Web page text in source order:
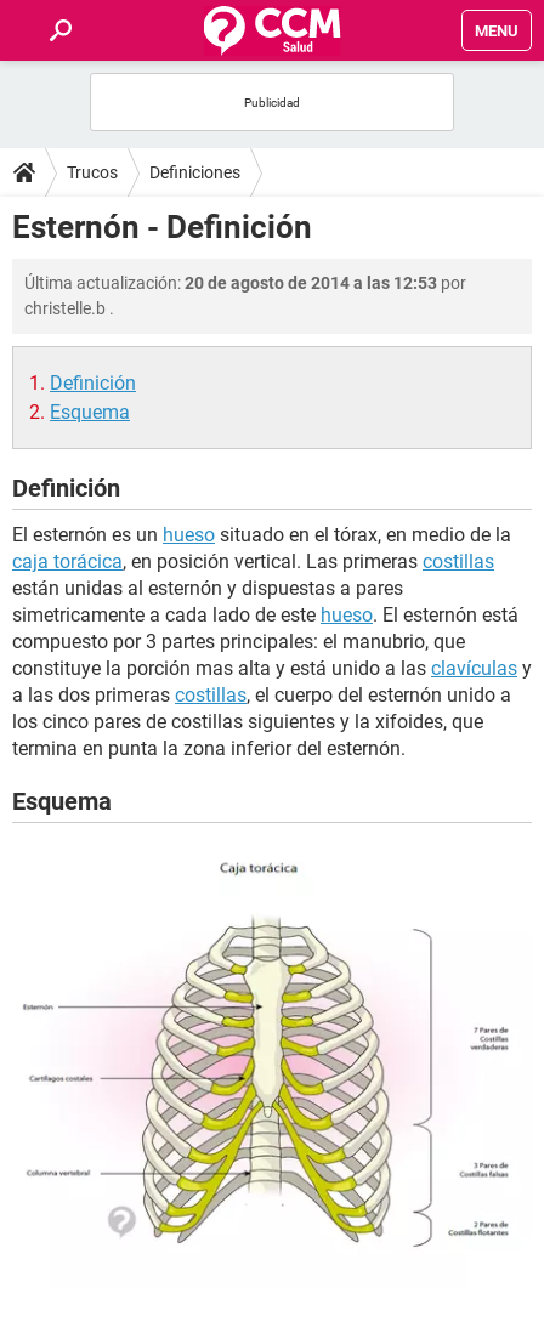
MENU
FOROS
SALUD
FAMILIA
NUTRICIÓN
BIENESTAR
GLOSARIO
Trucos Definiciones
Esternón - Definición
Última actualización:20 de agosto de 2014 a las 12:53 por
christelle.b .
Definición
Esquema
Definición
El esternón es un hueso situado en el tórax, en medio de la
caja torácica, en posición vertical. Las primeras costillas
están unidas al esternón y dispuestas a pares
simetricamente a cada lado de este hueso. El esternón está
compuesto por 3 partes principales: el manubrio, que
constituye la porción mas alta y está unido a las clavículas y
a las dos primeras costillas, el cuerpo del esternón unido a
los cinco pares de costillas siguientes y la xifoides, que
termina en punta la zona inferior del esternón.
Esquema